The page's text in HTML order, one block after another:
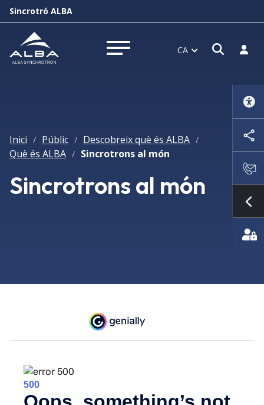
Sincrotró ALBA
Obrir menú CA Obrir
Inici / Públic / Descobreix què és ALBA /
Què és ALBA / Sincrotrons al món
Sincrotrons al món